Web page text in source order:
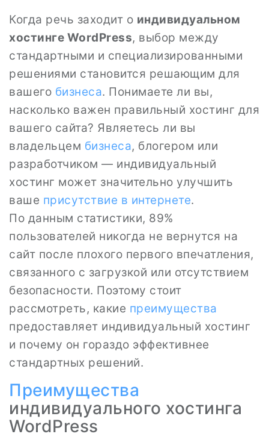
Когда речь заходит о индивидуальном
хостинге WordPress, выбор между
стандартными и специализированными
решениями становится решающим для
вашего бизнеса. Понимаете ли вы,
насколько важен правильный хостинг для
вашего сайта? Являетесь ли вы
владельцем бизнеса, блогером или
разработчиком — индивидуальный
хостинг может значительно улучшить
ваше присутствие в интернете.
По данным статистики, 89%
пользователей никогда не вернутся на
сайт после плохого первого впечатления,
связанного с загрузкой или отсутствием
безопасности. Поэтому стоит
рассмотреть, какие преимущества
предоставляет индивидуальный хостинг
и почему он гораздо эффективнее
стандартных решений.
Преимущества
индивидуального хостинга
WordPress